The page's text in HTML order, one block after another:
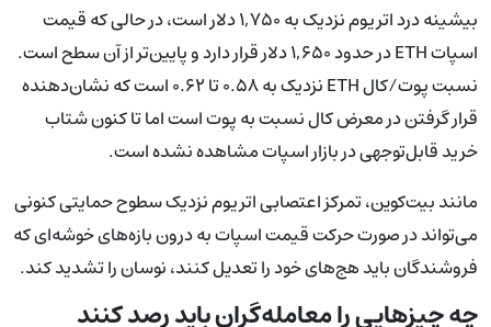
بیشینه درد اتریوم نزدیک به ۱,۷۵۰ دلار است، در حالی که قیمت
اسپات ETH در حدود ۱,۶۵۰ دلار قرار دارد و پایین‌تر از آن سطح است.
نسبت پوت/کال ETH نزدیک به ۰.۵۸ تا ۰.۶۲ است که نشان‌دهنده
قرار گرفتن در معرض کال نسبت به پوت است اما تا کنون شتاب
خرید قابل‌توجهی در بازار اسپات مشاهده نشده است.
مانند بیت‌کوین، تمرکز اعتصابی اتریوم نزدیک سطوح حمایتی کنونی
می‌تواند در صورت حرکت قیمت اسپات به درون بازه‌های خوشه‌ای که
فروشندگان باید هج‌های خود را تعدیل کنند، نوسان را تشدید کند.
چه چیزهایی را معامله‌گران باید رصد کنند